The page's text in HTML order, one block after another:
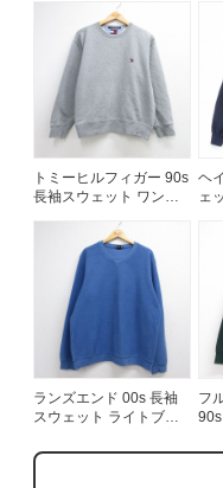
トミーヒルフィガー 90s
長袖スウェット ワンポ
ズL相当 | 古着
ヘ
ェ
ランズエンド 00s 長袖
スウェット ライトブル
フ
90s
ズ